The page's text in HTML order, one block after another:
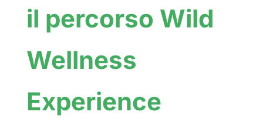
il percorso Wild
Wellness
Experience